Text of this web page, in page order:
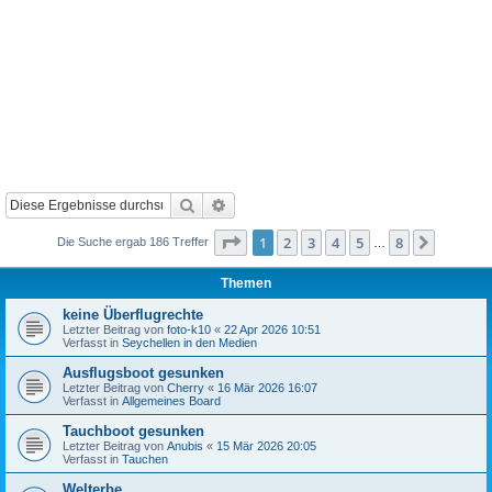
Suche
Die Suche ergab 186 Treffer Seite 1von
1 2 3 4 5 8
Themen
keine Überflugrechte
Letzter Beitrag von foto-k10 « 22 Apr 2026 10:51
Verfasst in Seychellen in den Medien
Ausflugsboot gesunken
Letzter Beitrag von Cherry « 16 Mär 2026 16:07
Verfasst in Allgemeines Board
Tauchboot gesunken
Letzter Beitrag von Anubis « 15 Mär 2026 20:05
Verfasst in Tauchen
Welterbe